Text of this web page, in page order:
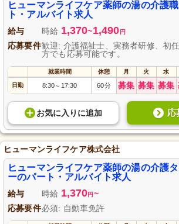
ヒューマンライフケア薬師の湯の介護
ト・アルバイト求人
給与 時給 1,370~1,490 円
応募要件歓迎: 介護福祉士、実務者研修、初
方でも応募可能です。
就業時間 休憩 月 火 水
日勤 8:30～ 17:30 60分 募集 募集 募集
お気に入り に追加 応
ヒューマンライフケア株式会社
ヒューマンライフケア薬師の湯の介護
ーのパート・アルバイト求人
給与 時給 1,370円 ~
応募要件必須: 自動車免許